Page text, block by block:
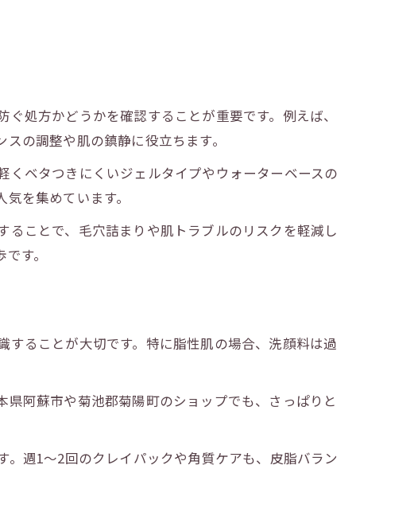
ツ
法
密
方
止術
術
処方かどうかを確認することが重要です。例えば、
の調整や肌の鎮静に役立ちます。
ベタつきにくいジェルタイプやウォーターベースの
を集めています。
ことで、毛穴詰まりや肌トラブルのリスクを軽減し
す。
ることが大切です。特に脂性肌の場合、洗顔料は過
阿蘇市や菊池郡菊陽町のショップでも、さっぱりと
週1〜2回のクレイパックや角質ケアも、皮脂バラン